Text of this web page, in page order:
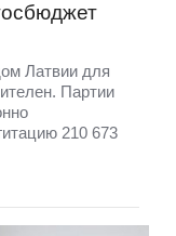
Латвии для
Партии
210 673